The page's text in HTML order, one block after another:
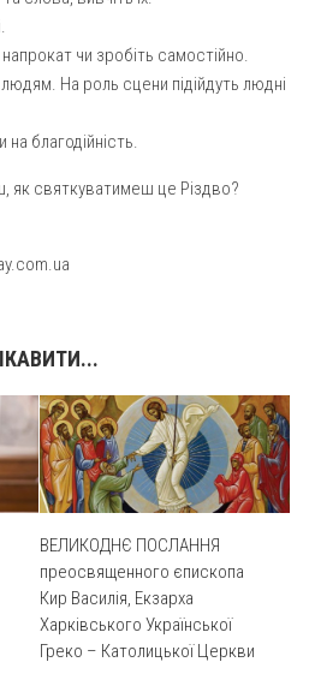
чи зробіть самостійно.
На роль сцени підійдуть людні
благодійність.
як святкуватимеш це Різдво?
ВЕЛИКОДНЄ ПОСЛАННЯ
преосвященного єпископа
Кир Василія, Екзарха
Харківського Української
Греко – Католицької Церкви